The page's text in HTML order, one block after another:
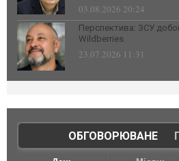
03.08.2026 20:24
Перспектива: ЗСУ
Wildberries
23.07.2026 11:31
ОБГОВОРЮВАНЕ|